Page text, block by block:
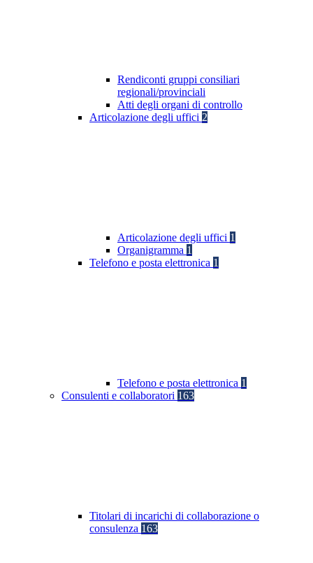
Rendiconti gruppi consiliari
regionali/provinciali
Atti degli organi di controllo
Articolazione degli uffici 2
Articolazione degli uffici 1
Organigramma 1
Telefono e posta elettronica 1
Telefono e posta elettronica 1
Consulenti e collaboratori 163
Titolari di incarichi di collaborazione o
consulenza 163